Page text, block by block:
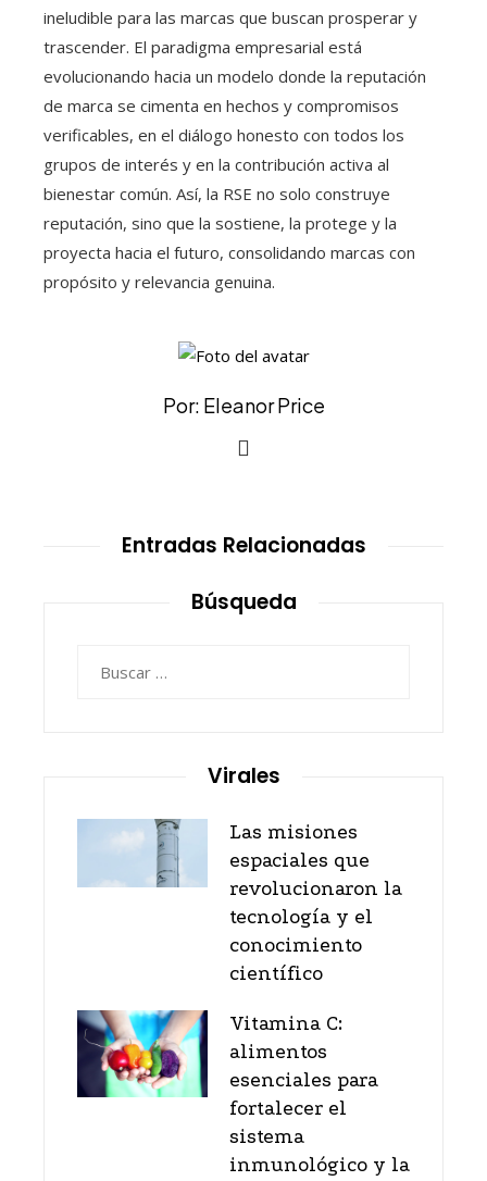
ineludible para las marcas que buscan prosperar y
trascender. El paradigma empresarial está
evolucionando hacia un modelo donde la reputación
de marca se cimenta en hechos y compromisos
verificables, en el diálogo honesto con todos los
grupos de interés y en la contribución activa al
bienestar común. Así, la RSE no solo construye
reputación, sino que la sostiene, la protege y la
proyecta hacia el futuro, consolidando marcas con
propósito y relevancia genuina.
Por: Eleanor Price
Entradas Relacionadas
Búsqueda
Virales
Las misiones
espaciales que
revolucionaron la
tecnología y el
conocimiento
científico
Vitamina C:
alimentos
esenciales para
fortalecer el
sistema
inmunológico y la